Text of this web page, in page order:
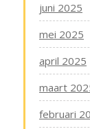
juni 2025
mei 2025
april 2025
maart
februari